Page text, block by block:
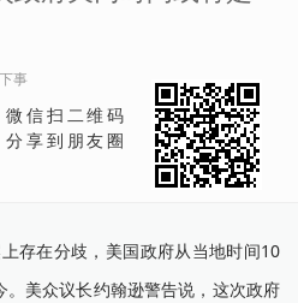
事
微信扫二维码
分享到朋友圈
在分歧，美国政府从当地时间10
。美众议长约翰逊警告说，这次政府